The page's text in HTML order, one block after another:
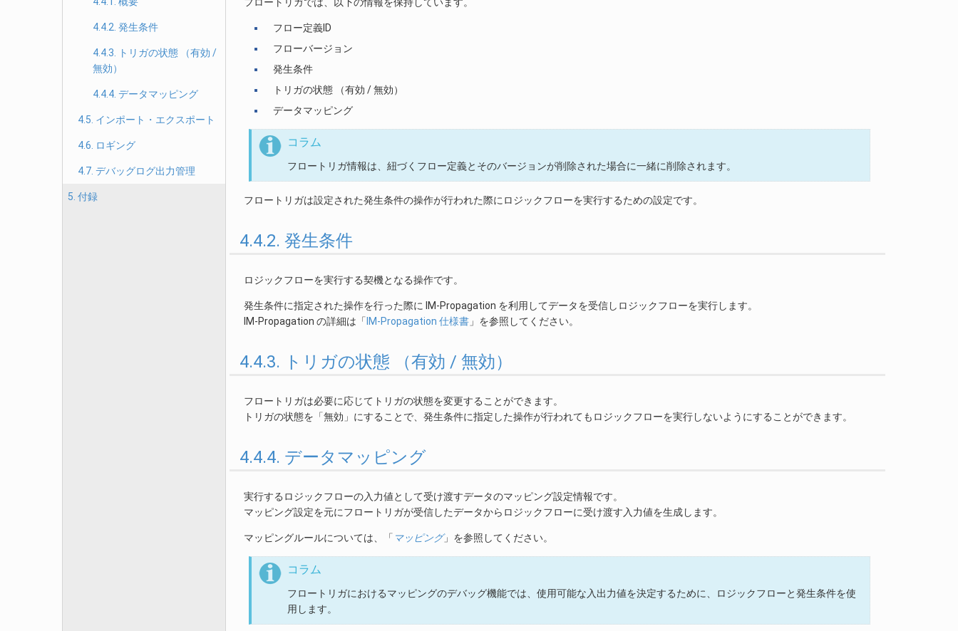
4.4.2. 発生条件
4.4.3. トリガの状態 （有効 /
無効）
4.4.4. データマッピング
4.5. インポート・エクスポート
4.6. ロギング
4.7. デバッグログ出力管理
5. 付録
フロー定義ID
フローバージョン
発生条件
トリガの状態 （有効 / 無効）
データマッピング
コラム
フロートリガ情報は、紐づくフロー定義とそのバージョンが削除された場合に一緒に削除されます。
フロートリガは設定された発生条件の操作が行われた際にロジックフローを実行するための設定です。
4.4.2. 発生条件
ロジックフローを実行する契機となる操作です。
発生条件に指定された操作を行った際に IM-Propagation を利用してデータを受信しロジックフローを実行します。
IM-Propagation の詳細は「IM-Propagation 仕様書 」を参照してください。
4.4.3. トリガの状態 （有効 / 無効）
フロートリガは必要に応じてトリガの状態を変更することができます。
トリガの状態を「無効」にすることで、発生条件に指定した操作が行われてもロジックフローを実行しないようにすることができます。
4.4.4. データマッピング
実行するロジックフローの入力値として受け渡すデータのマッピング設定情報です。
マッピング設定を元にフロートリガが受信したデータからロジックフローに受け渡す入力値を生成します。
マッピングルールについては、「 マッピング」を参照してください。
コラム
フロートリガにおけるマッピングのデバッグ機能では、使用可能な入出力値を決定するために、ロジックフローと発生条件を使
用します。